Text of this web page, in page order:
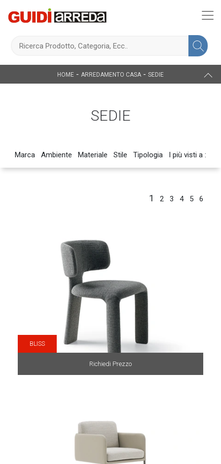
HOME - ARREDAMENTO CASA - SEDIE
SEDIE
Marca Ambiente Materiale Stile Tipologia I più visti a :
1 2 3 4 5 6
BLISS
Richiedi Prezzo